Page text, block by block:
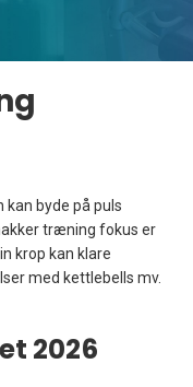
byde på puls
træning fokus er
krop kan klare
med kettlebells mv.
2026